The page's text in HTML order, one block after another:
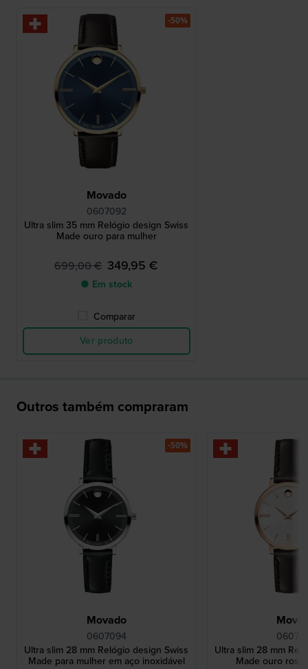
Movado
0607092
Ultra slim 35 mm Relógio design Swiss
Made ouro para mulher
699,00 € 349,95 €
● Em stock
Comparar
Ver produto
-50%
Outros também compraram
Movado
0607094
Ultra slim 28 mm Relógio design Swiss
Made para mulher em aço inoxidável
-50%
Ultra slim 28 mm
Made ouro rosa